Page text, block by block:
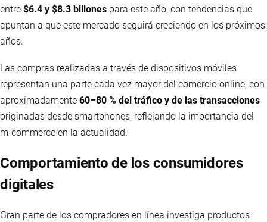
entre $6.4 y $8.3 billones para este año, con tendencias que
apuntan a que este mercado seguirá creciendo en los próximos
años.
Las compras realizadas a través de dispositivos móviles
representan una parte cada vez mayor del comercio online, con
aproximadamente 60–80 % del tráfico y de las transacciones
originadas desde smartphones, reflejando la importancia del
m-commerce en la actualidad.
Comportamiento de los consumidores
digitales
Gran parte de los compradores en línea investiga productos